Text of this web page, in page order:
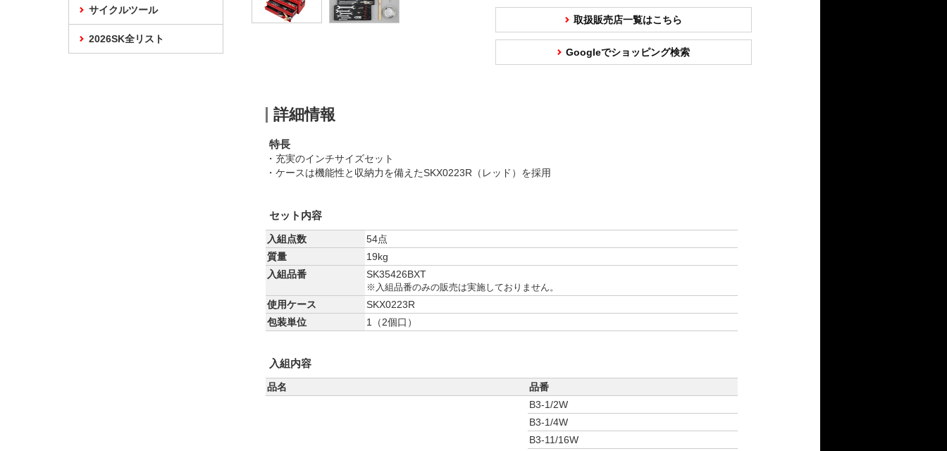
取扱販売店一覧はこちら
Googleでショッピング検索
詳細情報
特長
・充実のインチサイズセット
・ケースは機能性と収納力を備えたSKX0223R（レッド）を採用
セット内容
入組点数
54点
質量
19kg
入組品番
SK35426BXT
※入組品番のみの販売は実施しておりません。
使用ケース
SKX0223R
包装単位
1（2個口）
入組内容
品名 品番
B3-1/2W
B3-1/4W
B3-11/16W
サイクルツール
2026SK全リスト